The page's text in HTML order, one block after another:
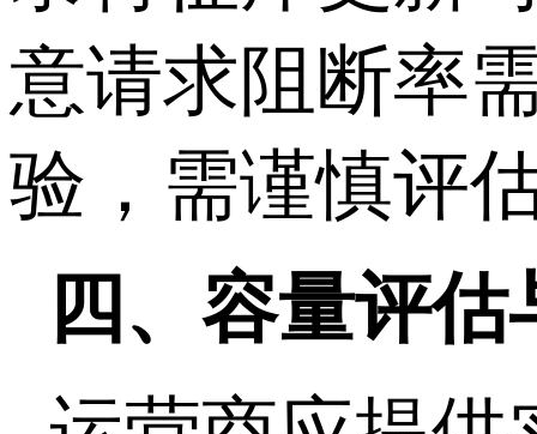
意请求阻断率
验，需谨慎评
四、容量评